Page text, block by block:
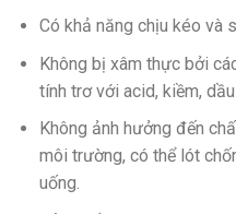
Có khả năng chịu kéo và
Không bị xâm thực bởi
tính trơ với acid, kiềm,
Không ảnh hưởng đến
môi trường, có thể lót
uống.